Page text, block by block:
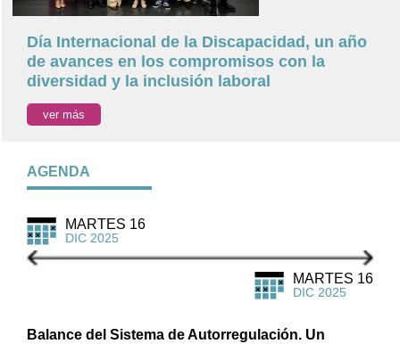
Día Internacional de la Discapacidad, un año
de avances en los compromisos con la
diversidad y la inclusión laboral
ver más
AGENDA
MARTES 16
DIC 2025
MARTES 16
DIC 2025
Balance del Sistema de Autorregulación. Un